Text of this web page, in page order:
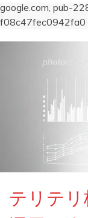
google.com, pub-
f08c47fec0942fa0
テリテ